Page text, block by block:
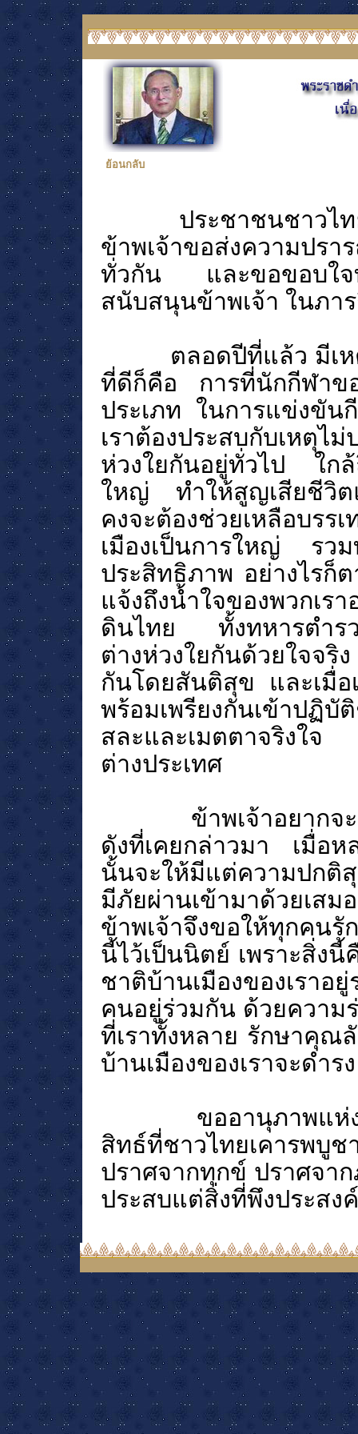
ย้อนกลับ
ประชาชนชาวไทยทั้
ข้าพเจ้าขอส่งความปร
ทั่วกัน และขอขอบใจ
สนับสนุนข้าพเจ้า ในภา
ตลอดปีที่แล้ว มีเ
ที่ดีก็คือ
การที่นักกีฬาข
ประเภท ในการแข่งขัน
เราต้องประสบกับเหตุไ
ห่วงใยกันอยู่ทั่วไป ใก
ใหญ่ ทำให้สูญเสียชีวิต
คงจะต้องช่วยเหลือบร
เมืองเป็นการใหญ่ รวม
ประสิทธิภาพ อย่างไรก็
แจ้งถึงน้ำใจของพวกเร
ดินไทย ทั้งทหารตำรว
ต่างห่วงใยกันด้วยใจจริง
กันโดยสันติสุข และเมื่
พร้อมเพรียงกันเข้าปฏิ
สละและเมตตาจริงใจ
ต่างประเทศ
ข้าพเจ้าอยากจ
ดังที่เคยกล่าวมา เมื่อห
นั้นจะให้มีแต่ความปกติ
มีภัยผ่านเข้ามาด้วยเส
ข้าพเจ้าจึงขอให้ทุกคน
นี้ไว้เป็นนิตย์ เพราะสิ่ง
ชาติบ้านเมืองของเราอ
คนอยู่ร่วมกัน ด้วยความ
ที่เราทั้งหลาย รักษาคุณ
บ้านเมืองของเราจะดำ
ขออานุภาพแห่
สิทธ์ที่ชาวไทยเคารพบูช
ปราศจากทุกข์ ปราศจา
ประสบแต่สิ่งที่พึงประส